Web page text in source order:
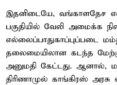
இதனிடையே, வங்காளதேச
பகுதியில் வேலி அமைக்க
எல்லைப்பாதுகாப்புப்படை
தலைமையிலான கடந்த
அனுமதி கேட்டது. ஆனால்,
திரிணாமுல் காங்கிரஸ்